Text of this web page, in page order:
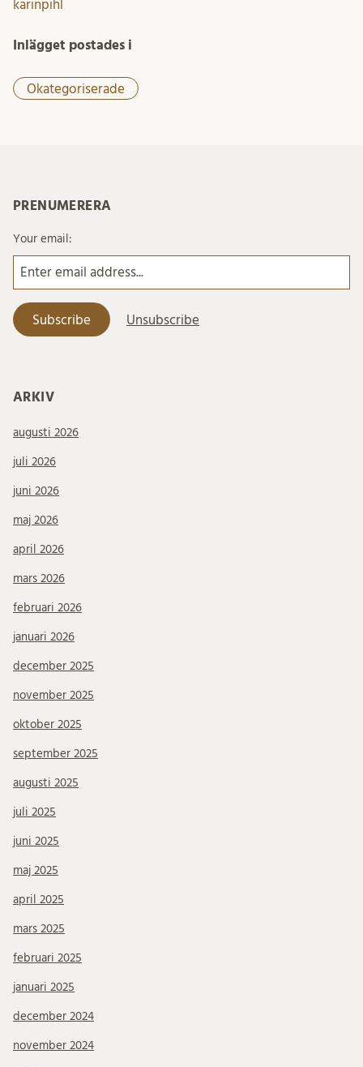
karinpihl
Inlägget postades i
Okategoriserade
PRENUMERERA
Your email:
ARKIV
augusti 2026
juli 2026
juni 2026
maj 2026
april 2026
mars 2026
februari 2026
januari 2026
december 2025
november 2025
oktober 2025
september 2025
augusti 2025
juli 2025
juni 2025
maj 2025
april 2025
mars 2025
februari 2025
januari 2025
december 2024
november 2024